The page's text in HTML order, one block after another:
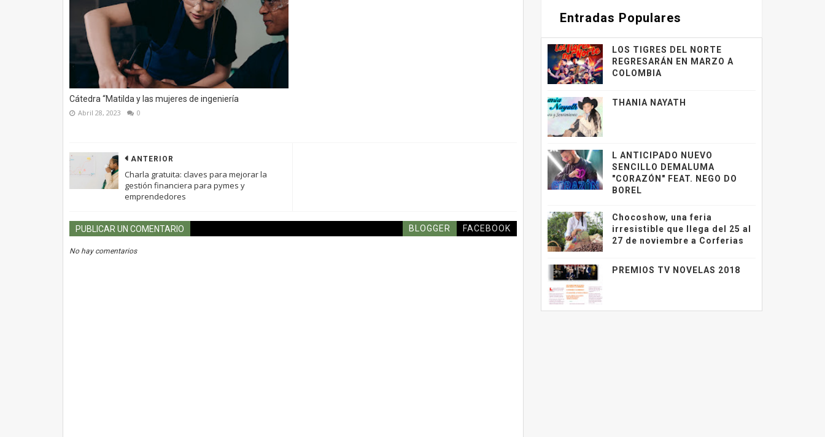
Cátedra “Matilda y las mujeres de ingeniería
Abril 28, 2023 0
ANTERIOR
Charla gratuita: claves para mejorar la
gestión financiera para pymes y
emprendedores
PUBLICAR UN COMENTARIO BLOGGER FACEBOOK
No hay comentarios
Entradas Populares
LOS TIGRES DEL NORTE
REGRESARÁN EN MARZO A
COLOMBIA
THANIA NAYATH
L ANTICIPADO NUEVO
SENCILLO DEMALUMA
"CORAZÓN" FEAT. NEGO DO
BOREL
Chocoshow, una feria
irresistible que llega del 25 al
27 de noviembre a Corferias
PREMIOS TV NOVELAS 2018